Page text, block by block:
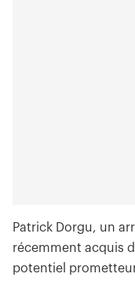
Patrick Dorgu, un
récemment acquis
potentiel